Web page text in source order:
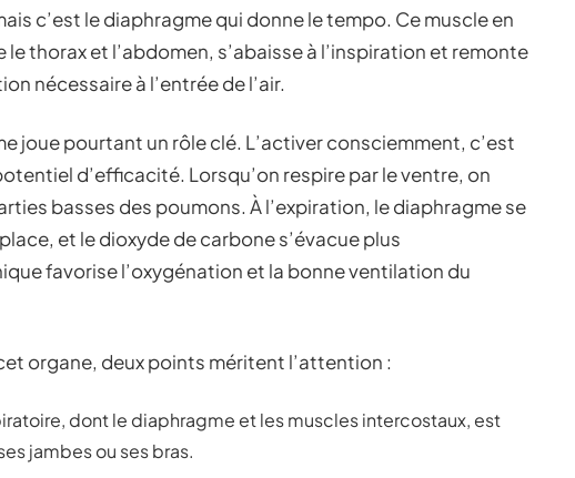
c’est le diaphragme qui donne le tempo. Ce muscle en
thorax et l’abdomen, s’abaisse à l’inspiration et remonte
nécessaire à l’entrée de l’air.
joue pourtant un rôle clé. L’activer consciemment, c’est
d’efficacité. Lorsqu’on respire par le ventre, on
basses des poumons. À l’expiration, le diaphragme se
et le dioxyde de carbone s’évacue plus
favorise l’oxygénation et la bonne ventilation du
organe, deux points méritent l’attention :
dont le diaphragme et les muscles intercostaux, est
jambes ou ses bras.